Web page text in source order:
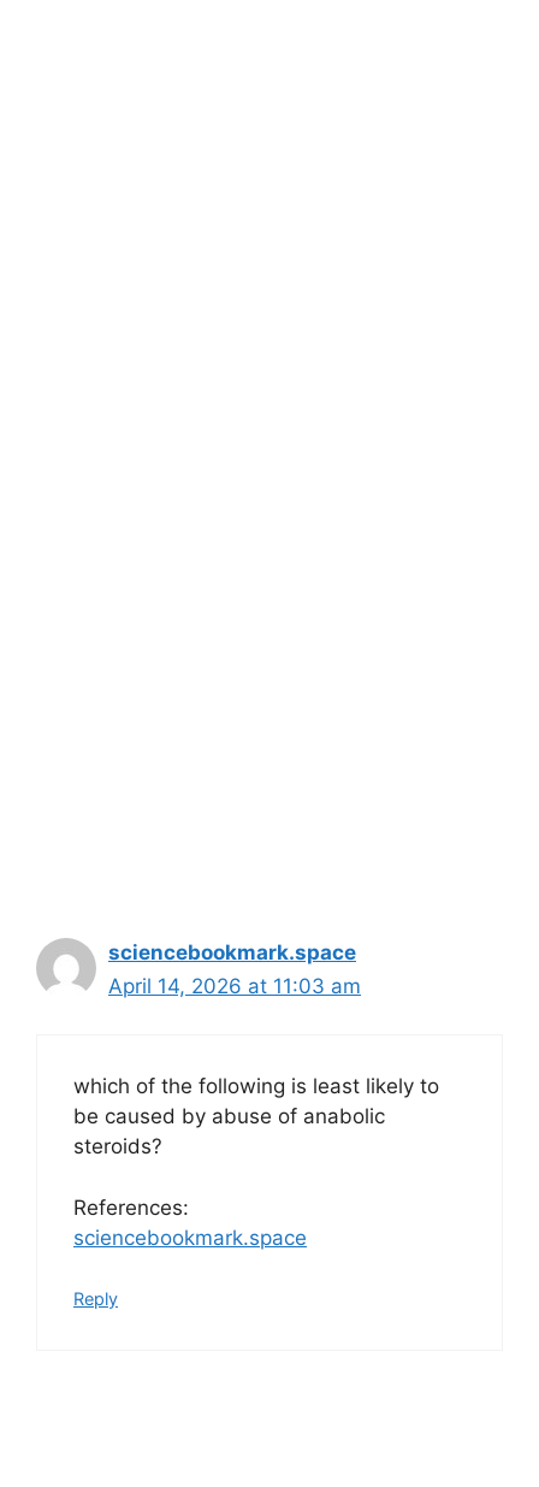
sciencebookmark.space
April 14, 2026 at 11:03 am
which of the following is least likely to
be caused by abuse of anabolic
steroids?
References:
sciencebookmark.space
Reply